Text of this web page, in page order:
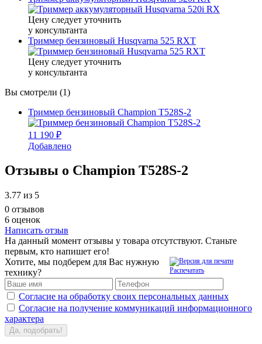
Цену следует уточнить
у консультанта
Триммер бензиновый Husqvarna 525 RXT
Цену следует уточнить
у консультанта
Вы смотрели (1)
Триммер бензиновый Champion T528S-2
11 190 ₽
Добавлено
Отзывы о Champion T528S-2
3.77 из 5
0 отзывов
6 оценок
Написать отзыв
На данный момент отзывы у товара отсутствуют. Станьте
первым, кто напишет его!
Распечатать
Хотите, мы подберем для Вас нужную
технику?
Согласие на обработку своих персональных данных
Согласие на получение коммуникаций информационного
характера
Да, подобрать!